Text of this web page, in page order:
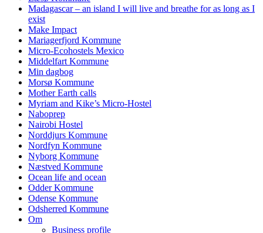
Madagascar – an island I will live and breathe for as long as I
exist
Make Impact
Mariagerfjord Kommune
Micro-Ecohostels Mexico
Middelfart Kommune
Min dagbog
Morsø Kommune
Mother Earth calls
Myriam and Kike’s Micro-Hostel
Naboprep
Nairobi Hostel
Norddjurs Kommune
Nordfyn Kommune
Nyborg Kommune
Næstved Kommune
Ocean life and ocean
Odder Kommune
Odense Kommune
Odsherred Kommune
Om
Business profile